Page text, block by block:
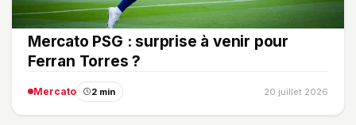
Mercato PSG : surprise à venir pour
Ferran Torres ?
Mercato 2 min 20 juillet 2026